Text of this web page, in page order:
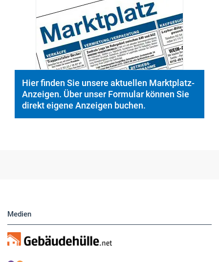
Hier finden Sie unsere aktuellen Marktplatz-
Anzeigen. Über unser Formular können Sie
direkt eigene Anzeigen buchen.
Medien